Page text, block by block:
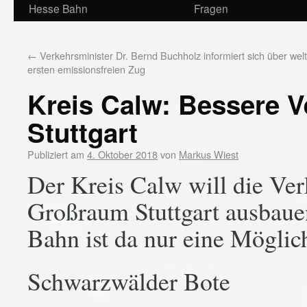
Hesse Bahn
Fragen
← Verkehrsminister Dr. Bernd Buchholz informiert sich über
ersten emissionsfreien Zug
Kreis Calw: Bessere
Stuttgart
Publiziert am 4. Oktober 2018von Markus Wiest
Der Kreis Calw will die
Großraum Stuttgart
Bahn ist da nur eine
Schwarzwälder Bote